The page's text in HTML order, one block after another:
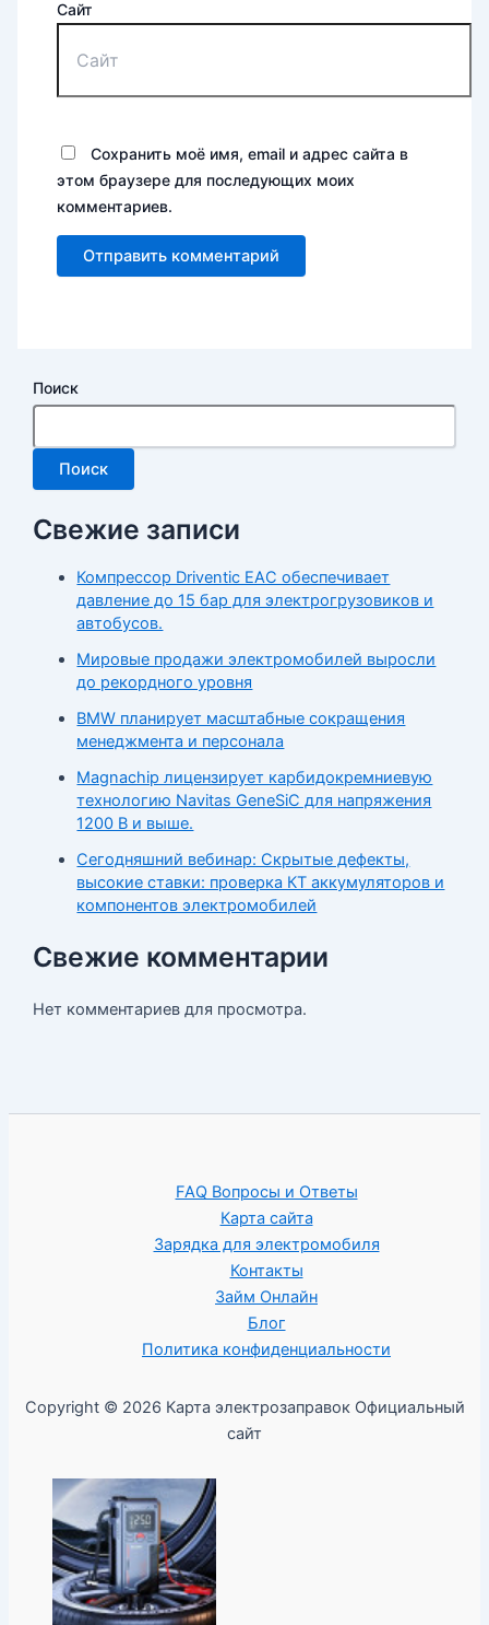
Сайт
Сохранить моё имя, email и адрес сайта в
этом браузере для последующих моих
комментариев.
Поиск
Поиск
Свежие записи
Компрессор Driventic EAC обеспечивает
давление до 15 бар для электрогрузовиков и
автобусов.
Мировые продажи электромобилей выросли
до рекордного уровня
BMW планирует масштабные сокращения
менеджмента и персонала
Magnachip лицензирует карбидокремниевую
технологию Navitas GeneSiC для напряжения
1200 В и выше.
Сегодняшний вебинар: Скрытые дефекты,
высокие ставки: проверка КТ аккумуляторов и
компонентов электромобилей
Свежие комментарии
Нет комментариев для просмотра.
FAQ Вопросы и Ответы
Карта сайта
Зарядка для электромобиля
Контакты
Займ Онлайн
Блог
Политика конфиденциальности
Copyright © 2026 Карта электрозаправок Официальный
сайт